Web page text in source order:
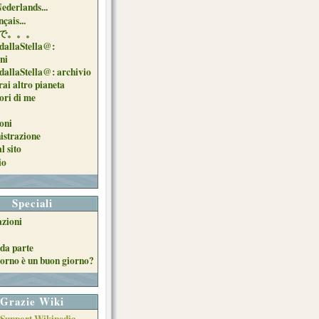
。。。
archivio
altro pianeta
di me
sito
Speciali
parte
è un buon giorno?
Grazie Wiki